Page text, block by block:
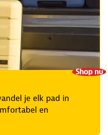
Shop nu
je elk pad in
en